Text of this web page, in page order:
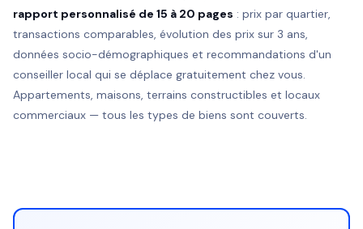
rapport personnalisé de 15 à 20 pages : prix par quartier,
transactions comparables, évolution des prix sur 3 ans,
données socio-démographiques et recommandations d'un
conseiller local qui se déplace gratuitement chez vous.
Appartements, maisons, terrains constructibles et locaux
commerciaux — tous les types de biens sont couverts.